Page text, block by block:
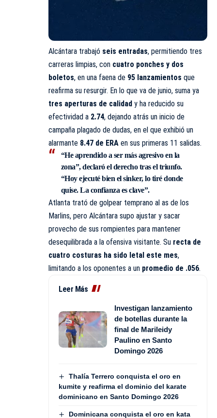
Alcántara trabajó seis entradas, permitiendo tres
carreras limpias, con cuatro ponches y dos
boletos, en una faena de 95 lanzamientos que
reafirma su resurgir. En lo que va de junio, suma ya
tres aperturas de calidad y ha reducido su
efectividad a 2.74, dejando atrás un inicio de
campaña plagado de dudas, en el que exhibió un
alarmante 8.47 de ERA en sus primeras 11 salidas.
“He aprendido a ser más agresivo en la
zona”, declaró el derecho tras el triunfo.
“Hoy ejecuté bien el sinker, lo tiré donde
quise. La confianza es clave”.
Atlanta trató de golpear temprano al as de los
Marlins, pero Alcántara supo ajustar y sacar
provecho de sus rompientes para mantener
desequilibrada a la ofensiva visitante. Su recta de
cuatro costuras ha sido letal este mes,
limitando a los oponentes a un promedio de .056.
Leer Más
Investigan lanzamiento
de botellas durante la
final de Marileidy
Paulino en Santo
Domingo 2026
Thalía Terrero conquista el oro en
kumite y reafirma el dominio del karate
dominicano en Santo Domingo 2026
Dominicana conquista el oro en kata